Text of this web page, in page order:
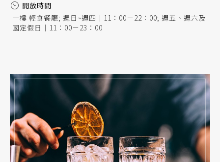
開放時間
一樓 輕食餐廳; 週日~週四｜11：00－22：00; 週五、週六及
國定假日｜11：00－23：00